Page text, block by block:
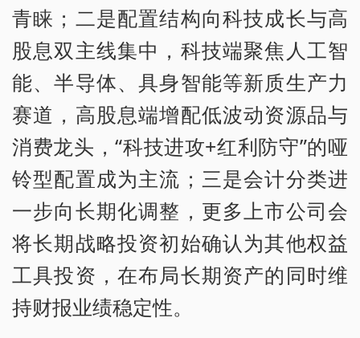
青睐；二是配置结构向科技成长与高
股息双主线集中，科技端聚焦人工智
能、半导体、具身智能等新质生产力
赛道，高股息端增配低波动资源品与
消费龙头，“科技进攻+红利防守”的哑
铃型配置成为主流；三是会计分类进
一步向长期化调整，更多上市公司会
将长期战略投资初始确认为其他权益
工具投资，在布局长期资产的同时维
持财报业绩稳定性。